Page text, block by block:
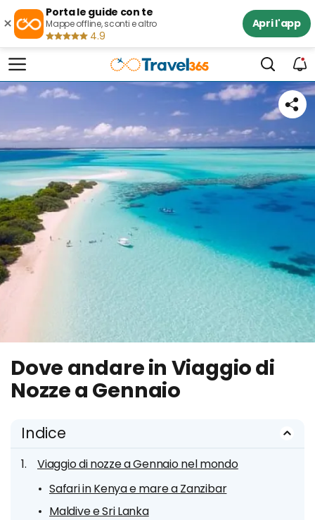
×
Porta le guide con te
Mappe offline, sconti e altro
4.9
Apri l'app
Dove andare in Viaggio di
Nozze a Gennaio
Indice
Viaggio di nozze a Gennaio nel mondo
Safari in Kenya e mare a Zanzibar
Maldive e Sri Lanka